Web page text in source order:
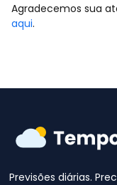
Agradecemos sua
aqui.
Previsões diárias.